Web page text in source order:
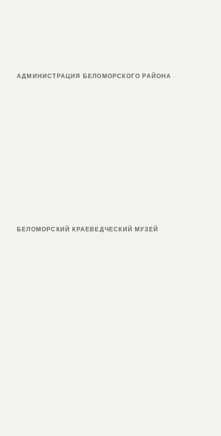
АДМИНИСТРАЦИЯ БЕЛОМОРСКОГО РАЙОНА
БЕЛОМОРСКИЙ КРАЕВЕДЧЕСКИЙ МУЗЕЙ